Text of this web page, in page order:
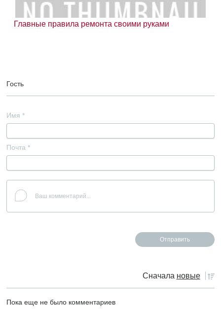
Главные правила ремонта своими руками
Гость
Имя *
Почта *
Сначала новые
Пока еще не было комментариев